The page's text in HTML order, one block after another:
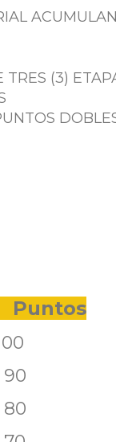
(3)